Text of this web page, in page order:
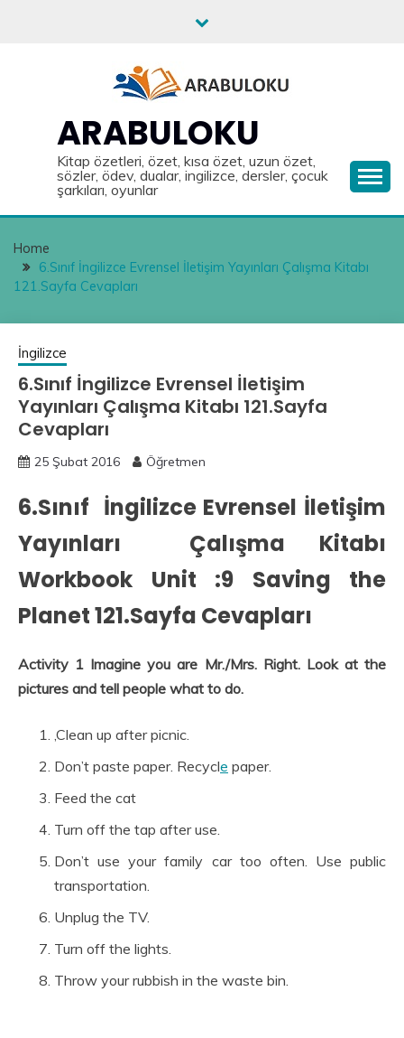
ARABULOKU
Kitap özetleri, özet, kısa özet, uzun özet,
sözler, ödev, dualar, ingilizce, dersler, çocuk
şarkıları, oyunlar
Home
6.Sınıf İngilizce Evrensel İletişim Yayınları Çalışma Kitabı
121.Sayfa Cevapları
İngilizce
6.Sınıf İngilizce Evrensel İletişim
Yayınları Çalışma Kitabı 121.Sayfa
Cevapları
25 Şubat 2016 Öğretmen
6.Sınıf İngilizce Evrensel İletişim
Yayınları Çalışma Kitabı
Workbook Unit :9 Saving the
Planet 121.Sayfa Cevapları
Activity 1 Imagine you are Mr./Mrs. Right. Look at the
pictures and tell people what to do.
,Clean up after picnic.
Don’t paste paper. Recycle paper.
Feed the cat
Turn off the tap after use.
Don’t use your family car too often. Use public
transportation.
Unplug the TV.
Turn off the lights.
Throw your rubbish in the waste bin.